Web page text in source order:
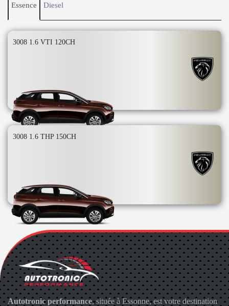
Essence Diesel
3008 1.6 VTI 120CH
3008 1.6 THP 150CH
Autotronic performance, située à Essonne, est votre destination